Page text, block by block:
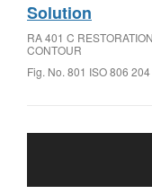
Solution
RA 401 C
CONTOUR
Fig. No. 801 ISO 806